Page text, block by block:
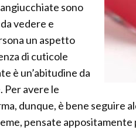
sono
vedere e
un aspetto
di cuticole
è un’abitudine da
Per avere le
dunque, è bene seguire
pensate appositamente